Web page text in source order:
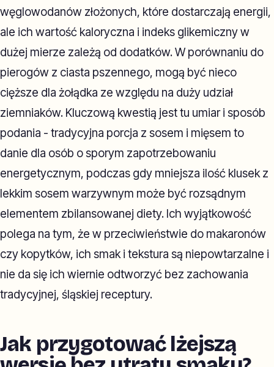
węglowodanów złożonych, które dostarczają energii,
ale ich wartość kaloryczna i indeks glikemiczny w
dużej mierze zależą od dodatków. W porównaniu do
pierogów z ciasta pszennego, mogą być nieco
cięższe dla żołądka ze względu na duży udział
ziemniaków. Kluczową kwestią jest tu umiar i sposób
podania - tradycyjna porcja z sosem i mięsem to
danie dla osób o sporym zapotrzebowaniu
energetycznym, podczas gdy mniejsza ilość klusek z
lekkim sosem warzywnym może być rozsądnym
elementem zbilansowanej diety. Ich wyjątkowość
polega na tym, że w przeciwieństwie do makaronów
czy kopytków, ich smak i tekstura są niepowtarzalne i
nie da się ich wiernie odtworzyć bez zachowania
tradycyjnej, śląskiej receptury.
Jak przygotować lżejszą